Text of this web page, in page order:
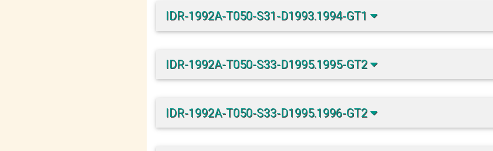
IDR-1992A-T050-S31-D1993.1994-GT1
IDR-1992A-T050-S33-D1995.1995-GT2
IDR-1992A-T050-S33-D1995.1996-GT2